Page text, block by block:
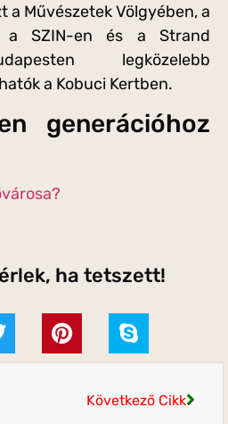
a Művészetek Völgyében, a
a SZIN-en és a Strand
legközelebb
a Kobuci Kertben.
generációhoz
ha tetszett!
Következő Cikk